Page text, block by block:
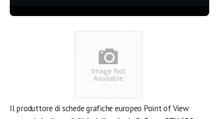
Il produttore di schede grafiche europeo Point of View